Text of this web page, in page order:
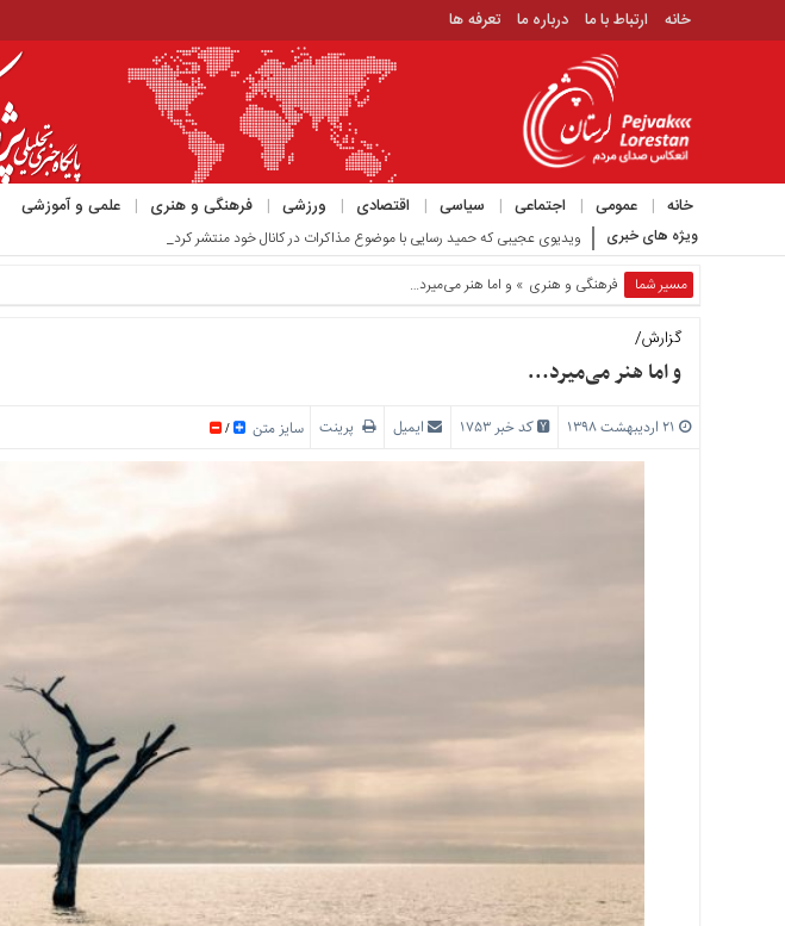
خانه ارتباط با ما درباره ما تعرفه ها
خانه عمومی اجتماعی سیاسی اقتصادی ورزشی فرهنگی و هنری علمی و آموزشی
ارتباط
ویژه های خبری ویدیوی عجیبی که حمید رسایی با موضوع مذاکرات در کانال خود منتشر کرد_
مسیر شما فرهنگی و هنری » و اما هنر می‌میرد…
گزارش/
و اما هنر می‌میرد…
کد خبر 1753 ایمیل پرینت سایز متن /